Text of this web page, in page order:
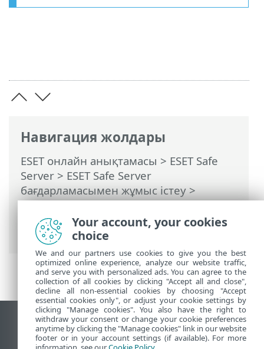
Навигация жолдары
ESET онлайн анықтамасы > ESET Safe
Server > ESET Safe Server
бағдарламасымен жұмыс істеу>
Кеңейтілген орнату>Қорғаныстар>
Нақты уақыттағы файл жүйесін қорғау
> Процестерді қоспаулар
Жұмыс үстеліндегі сайтты қарау
End of Life
Your account, your cookies
choice
We and our partners use cookies to give you the best
optimized online experience, analyze our website traffic,
and serve you with personalized ads. You can agree to the
collection of all cookies by clicking "Accept all and close",
decline all non-essential cookies by choosing "Accept
essential cookies only", or adjust your cookie settings by
clicking "Manage cookies". You also have the right to
withdraw your consent or change your cookie preferences
anytime by clicking the "Manage cookies" link in our website
footer or in your account settings (if available). For more